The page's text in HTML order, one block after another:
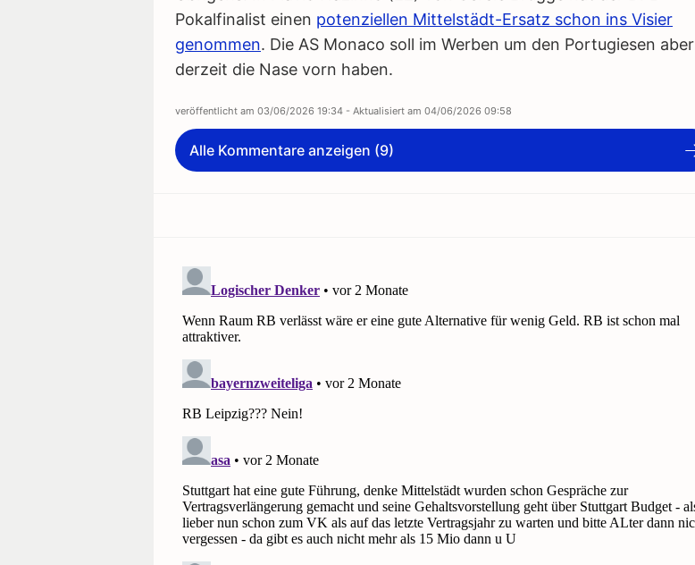
Pokalfinalist einen potenziellen Mittelstädt-Ersatz schon ins Visier
genommen. Die AS Monaco soll im Werben um den Portugiesen aber
derzeit die Nase vorn haben.
veröffentlicht am 03/06/2026 19:34 - Aktualisiert am 04/06/2026 09:58
Alle Kommentare anzeigen (9)